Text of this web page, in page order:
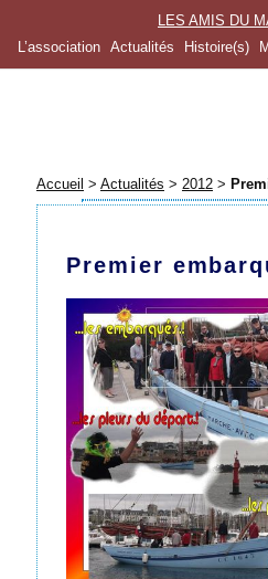
LES AMIS DU
L’association
Actualités Histoire(s)
Accueil > Actualités > 2012 >
Premier